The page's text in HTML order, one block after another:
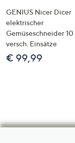
GENIUS Nicer Dicer
elektrischer
Gemüseschneider 10
versch. Einsätze
€ 99,99